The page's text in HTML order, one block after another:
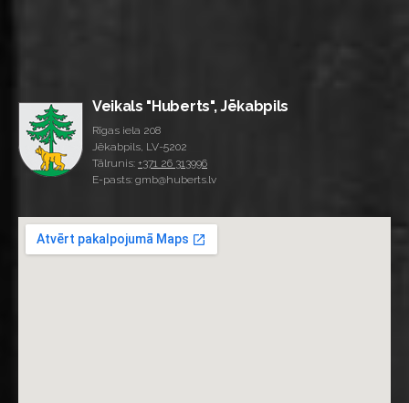
Veikals "Huberts", Jēkabpils
Rīgas iela 208
Jēkabpils, LV-5202
Tālrunis: +371 26 313996
E-pasts: gmb@huberts.lv